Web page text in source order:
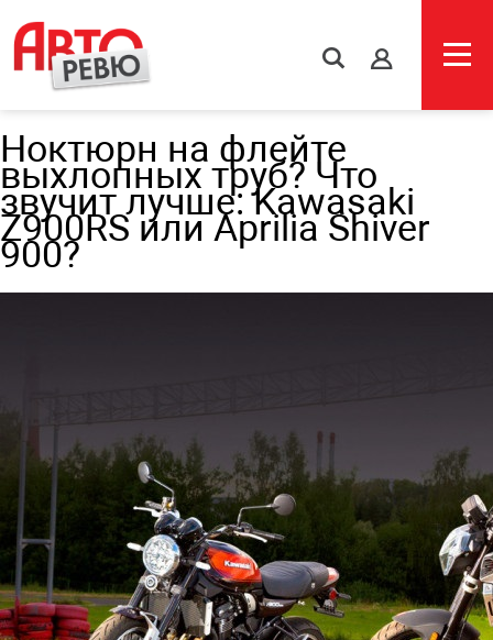
s
Ноктюрн на флейте
выхлопных труб? Что
звучит лучше: Kawasaki
Z900RS или Aprilia Shiver
900?